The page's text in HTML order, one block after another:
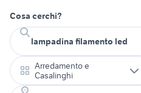
Cosa cerchi?
Arredamento e
Casalinghi